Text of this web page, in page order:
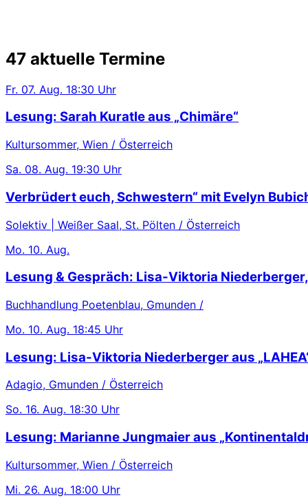
47 aktuelle Termine
Fr. 07. Aug. 18:30 Uhr
Lesung: Sarah Kuratle aus „Chimäre“
Kultursommer, Wien / Österreich
Sa. 08. Aug. 19:30 Uhr
Verbrüdert euch, Schwestern“ mit Evelyn
Solektiv | Weißer Saal, St. Pölten / Österreich
Mo. 10. Aug.
Lesung & Gespräch: Lisa-Viktoria Niederberger,
Buchhandlung Poetenblau, Gmunden /
Mo. 10. Aug. 18:45 Uhr
Lesung: Lisa-Viktoria Niederberger aus
Adagio, Gmunden / Österreich
So. 16. Aug. 18:30 Uhr
Lesung: Marianne Jungmaier aus
Kultursommer, Wien / Österreich
Mi. 26. Aug. 18:00 Uhr